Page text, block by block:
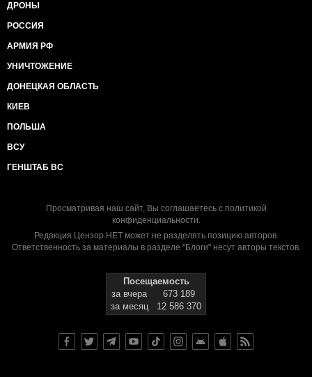
ДРОНЫ
РОССИЯ
АРМИЯ РФ
УНИЧТОЖЕНИЕ
ДОНЕЦКАЯ ОБЛАСТЬ
КИЕВ
ПОЛЬША
ВСУ
ГЕНШТАБ ВС
Просматривая наш сайт, Вы соглашаетесь с политикой
конфиденциальности.
Редакция Цензор.НЕТ может не разделять позицию авторов.
Ответственность за материалы в разделе "Блоги" несут авторы текстов.
Посещаемость
за вчера
673 189
за месяц
12 586 370